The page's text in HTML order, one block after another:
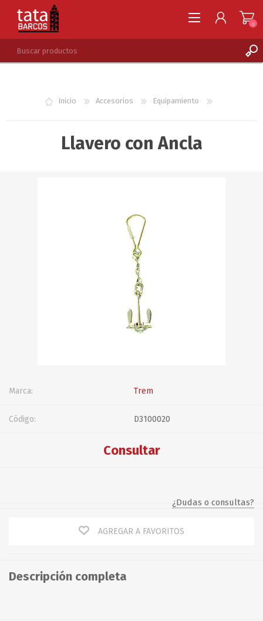
LISTA DE DESEOS
0
Inicio Accesorios Equipamiento
Llavero con Ancla
Marca: Trem
Código: D3100020
Consultar
¿Dudas o consultas?
AGREGAR A FAVORITOS
Descripción completa